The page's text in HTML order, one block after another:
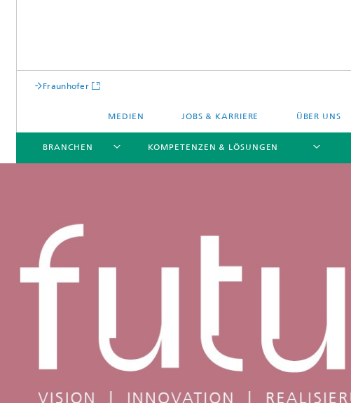
Fraunhofer
MEDIEN JOBS & KARRIERE ÜBER UNS
BRANCHEN KOMPETENZEN & LÖSUNGEN